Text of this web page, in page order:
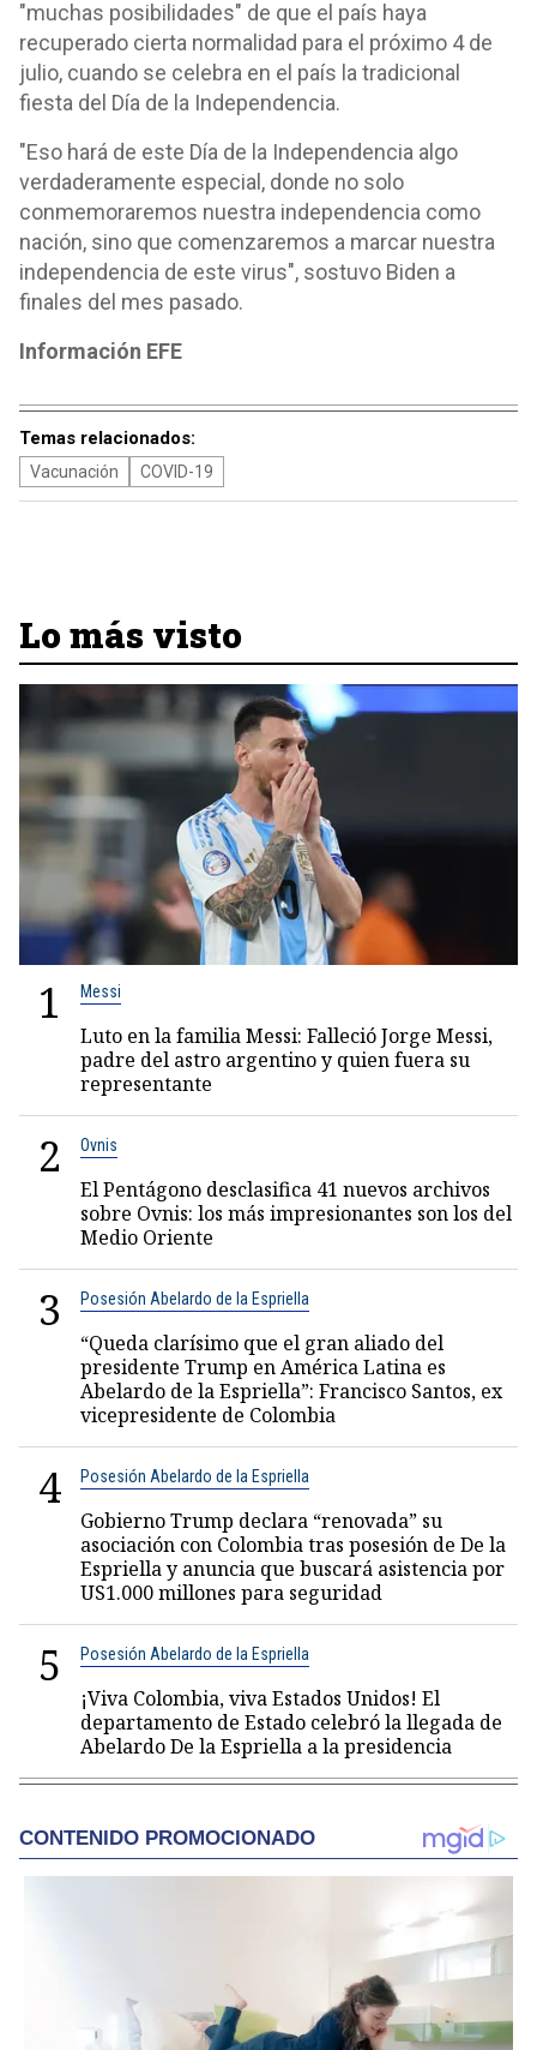
"muchas posibilidades" de que el país haya
recuperado cierta normalidad para el próximo 4 de
julio, cuando se celebra en el país la tradicional
fiesta del Día de la Independencia.
"Eso hará de este Día de la Independencia algo
verdaderamente especial, donde no solo
conmemoraremos nuestra independencia como
nación, sino que comenzaremos a marcar nuestra
independencia de este virus", sostuvo Biden a
finales del mes pasado.
Información EFE
Temas relacionados:
Vacunación COVID-19
Lo más visto
1 Messi
Luto en la familia Messi: Falleció Jorge Messi,
padre del astro argentino y quien fuera su
representante
2 Ovnis
El Pentágono desclasifica 41 nuevos archivos
sobre Ovnis: los más impresionantes son los del
Medio Oriente
3 Posesión Abelardo de la Espriella
“Queda clarísimo que el gran aliado del
presidente Trump en América Latina es
Abelardo de la Espriella”: Francisco Santos, ex
vicepresidente de Colombia
4 Posesión Abelardo de la Espriella
Gobierno Trump declara “renovada” su
asociación con Colombia tras posesión de De la
Espriella y anuncia que buscará asistencia por
US1.000 millones para seguridad
5 Posesión Abelardo de la Espriella
¡Viva Colombia, viva Estados Unidos! El
departamento de Estado celebró la llegada de
Abelardo De la Espriella a la presidencia